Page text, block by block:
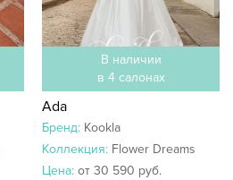
В наличии
в 4 салонах
Ada
Бренд: Kookla
Коллекция: Flower Dreams
Цена: от 30 590 руб.